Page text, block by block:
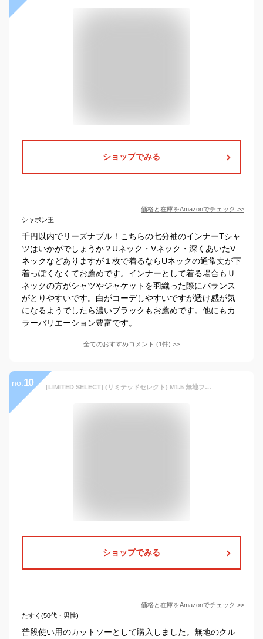
ショップでみる
価格と在庫をAmazonでチェック >>
シャボン玉
千円以内でリーズナブル！こちらの七分袖のインナーTシャ
ツはいかがでしょうか？Uネック・Vネック・深くあいたV
ネックなどありますが１枚で着るならUネックの通常丈が下
着っぽくなくてお薦めです。インナーとして着る場合もＵ
ネックの方がシャツやジャケットを羽織った際にバランス
がとりやすいです。白がコーデしやすいですが透け感が気
になるようでしたら濃いブラックもお薦めです。他にもカ
ラーバリエーション豊富です。
全てのおすすめコメント (1件) >
no. 10 [LIMITED SELECT] (リミテッドセレクト) M1.5 無地フライスクルーネック7分袖Tシャツ カットソー メンズ RE-0341 M サイズ A オフ
ショップでみる
価格と在庫をAmazonでチェック >>
たすく(50代・男性)
普段使い用のカットソーとして購入しました。無地のクル